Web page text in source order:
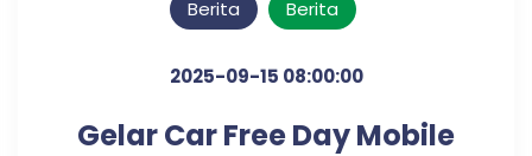
Berita Berita
2025-09-15 08:00:00
Gelar Car Free Day Mobile